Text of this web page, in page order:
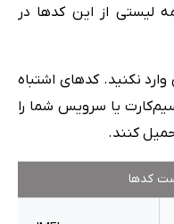
لیستی از این کدها در
نکنید. کدهای اشتباه
یا سرویس شما را
کنند.
کدها